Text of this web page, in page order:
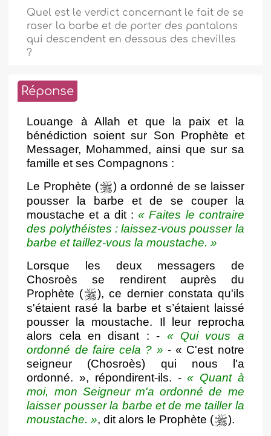
Quel est le verdict concernant le fait de se
raser la barbe et de porter des pantalons
qui descendent en dessous des chevilles
?
Réponse
Louange à Allah et que la paix et la
bénédiction soient sur Son Prophète et
Messager, Mohammed, ainsi que sur sa
famille et ses Compagnons :
Le Prophète (
) a ordonné de se laisser
pousser la barbe et de se couper la
moustache et a dit :« Faites le contraire
des polythéistes : laissez-vous pousser la
barbe et taillez-vous la moustache. »
Lorsque les deux messagers de
Chosroès se rendirent auprès du
Prophète (
), ce dernier constata qu'ils
s'étaient rasé la barbe et s’étaient laissé
pousser la moustache. Il leur reprocha
alors cela en disant : - « Qui vous a
ordonné de faire cela ? » - « C'est notre
seigneur (Chosroès) qui nous l'a
ordonné. », répondirent-ils. -« Quant à
moi, mon Seigneur m'a ordonné de me
laisser pousser la barbe et de me tailler la
moustache. », dit alors le Prophète (
).